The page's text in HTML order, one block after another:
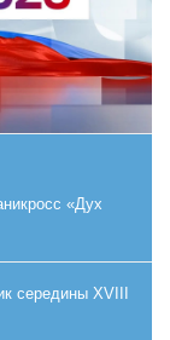
«Дух
середины XVIII